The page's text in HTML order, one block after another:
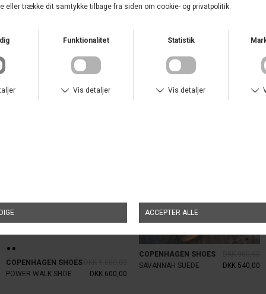
COPENHAGEN SHOES
COPENHAGEN SHOES
DKK 1.700,00
COPENHAGEN SHOES
POWER WALK SHOE
DKK 600,00
COPENHAGEN SHOES
SAVANNAH SUEDE
DKK 540,00